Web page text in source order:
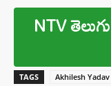
NTV తెలుగు
TAGS Akhilesh Yadav